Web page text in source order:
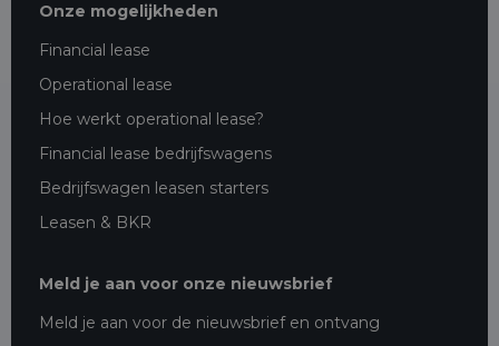
Onze mogelijkheden
Financial lease
Operational lease
Hoe werkt operational lease?
Financial lease bedrijfswagens
Bedrijfswagen leasen starters
Leasen & BKR
Meld je aan voor onze nieuwsbrief
Meld je aan voor de nieuwsbrief en ontvang